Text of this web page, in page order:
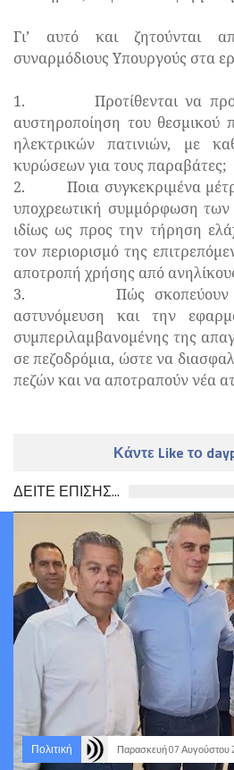
Γι’ αυτό και ζητούνται
συναρμόδιους Υπουργούς στα
1. Προτίθενται να
αυστηροποίηση του θεσμικού
ηλεκτρικών πατινιών, με
κυρώσεων για τους παραβάτες;
2. Ποια συγκεκριμένα
υποχρεωτική συμμόρφωση των
ιδίως ως προς την τήρηση
τον περιορισμό της
αποτροπή χρήσης από
3. Πώς σκοπεύουν να
αστυνόμευση και την
συμπεριλαμβανομένης της
σε πεζοδρόμια, ώστε να
πεζών και να αποτραπούν νέα
Κάντε Like το
ΔΕΙΤΕ ΕΠΙΣΗΣ...
Πολιτική Παρασκευή 07 Αυγούστου